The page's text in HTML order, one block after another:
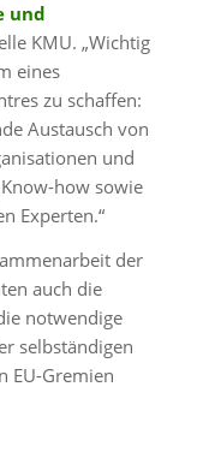
und
KMU. „Wichtig
eines
zu schaffen:
Austausch von
und
how sowie
Experten.“
der
auch die
notwendige
selbständigen
EU-Gremien